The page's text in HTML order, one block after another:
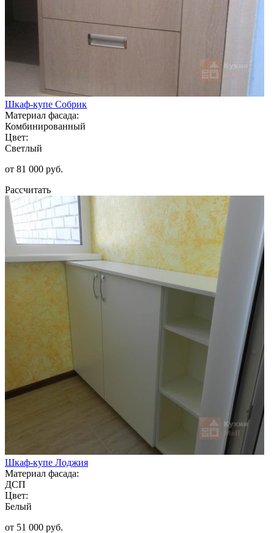
Шкаф-купе Собрик
Материал фасада:
Комбинированный
Цвет:
Светлый
от 81 000 руб.
Рассчитать
Шкаф-купе Лоджия
Материал фасада:
ДСП
Цвет:
Белый
от 51 000 руб.